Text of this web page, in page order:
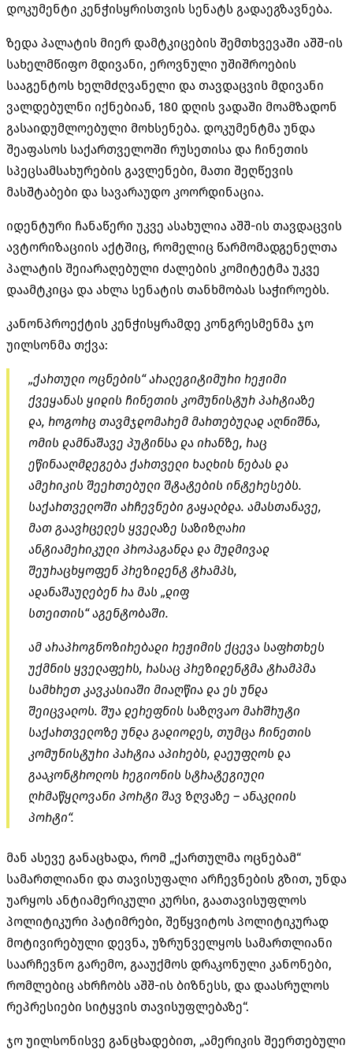
დოკუმენტი კენჭისყრისთვის სენატს გადაეგზავნება.
ზედა პალატის მიერ დამტკიცების შემთხვევაში აშშ-ის
სახელმწიფო მდივანი, ეროვნული უშიშროების
სააგენტოს ხელმძღვანელი და თავდაცვის მდივანი
ვალდებულნი იქნებიან, 180 დღის ვადაში მოამზადონ
გასაიდუმლოებული მოხსენება. დოკუმენტმა უნდა
შეაფასოს საქართველოში რუსეთისა და ჩინეთის
სპეცსამსახურების გავლენები, მათი შეღწევის
მასშტაბები და სავარაუდო კოორდინაცია.
იდენტური ჩანაწერი უკვე ასახულია აშშ-ის თავდაცვის
ავტორიზაციის აქტშიც, რომელიც წარმომადგენელთა
პალატის შეიარაღებული ძალების კომიტეტმა უკვე
დაამტკიცა და ახლა სენატის თანხმობას საჭიროებს.
კანონპროექტის კენჭისყრამდე კონგრესმენმა ჯო
უილსონმა თქვა:
„ქართული ოცნების“ არალეგიტიმური რეჟიმი
ქვეყანას ყიდის ჩინეთის კომუნისტურ პარტიაზე
და, როგორც თავმჯდომარემ მართებულად აღნიშნა,
ომის დამნაშავე პუტინსა და ირანზე, რაც
ეწინააღმდეგება ქართველი ხალხის ნებას და
ამერიკის შეერთებული შტატების ინტერესებს.
საქართველოში არჩევნები გაყალბდა. ამასთანავე,
მათ გაავრცელეს ყველაზე საზიზღარი
ანტიამერიკული პროპაგანდა და მუდმივად
შეურაცხყოფენ პრეზიდენტ ტრამპს,
ადანაშაულებენ რა მას „დიფ
სთეითის“ აგენტობაში.
ამ არაპროგნოზირებადი რეჟიმის ქცევა საფრთხეს
უქმნის ყველაფერს, რასაც პრეზიდენტმა ტრამპმა
სამხრეთ კავკასიაში მიაღწია და ეს უნდა
შეიცვალოს. შუა დერეფნის საზღვაო მარშრუტი
საქართველოზე უნდა გადიოდეს, თუმცა ჩინეთის
კომუნისტური პარტია აპირებს, დაეუფლოს და
გააკონტროლოს რეგიონის სტრატეგიული
ღრმაწყლოვანი პორტი შავ ზღვაზე – ანაკლიის
პორტი“.
მან ასევე განაცხადა, რომ „ქართულმა ოცნებამ“
სამართლიანი და თავისუფალი არჩევნების გზით, უნდა
უარყოს ანტიამერიკული კურსი, გაათავისუფლოს
პოლიტიკური პატიმრები, შეწყვიტოს პოლიტიკურად
მოტივირებული დევნა, უზრუნველყოს სამართლიანი
საარჩევნო გარემო, გააუქმოს დრაკონული კანონები,
რომლებიც ახრჩობს აშშ-ის ბიზნესს, და დაასრულოს
რეპრესიები სიტყვის თავისუფლებაზე“.
ჯო უილსონისვე განცხადებით, „ამერიკის შეერთებული